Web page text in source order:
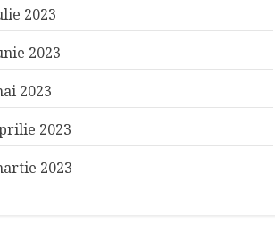
2023
2023
2023
2023
2023